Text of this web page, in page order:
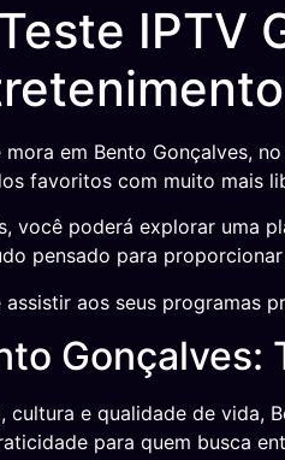
IPTV
mora em Bento Gonçalves,
favoritos com muito mais
você poderá explorar uma
pensado para
aos seus programas
Gonçalves:
cultura e qualidade de vida,
para quem busca